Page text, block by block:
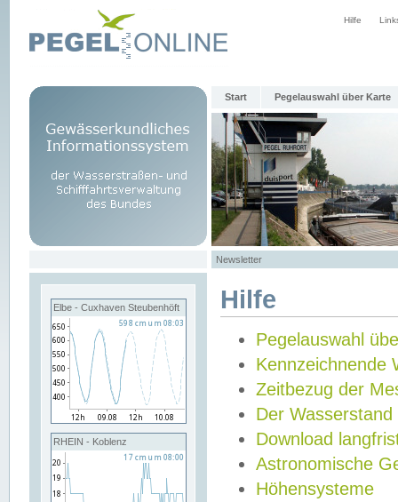
Hilfe
Start Pegelauswahl über Karte
Newsletter
Elbe - Cuxhaven Steubenhöft
RHEIN - Koblenz
Hilfe
Pegelauswahl
Kennzeichnende
Zeitbezug der
Der Wasserstand
Download
Astronomische
Höhensysteme